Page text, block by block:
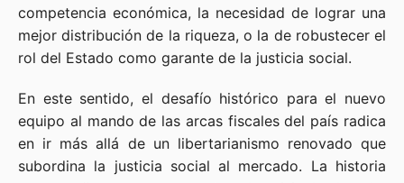
competencia económica, la necesidad de lograr una
mejor distribución de la riqueza, o la de robustecer el
rol del Estado como garante de la justicia social.
En este sentido, el desafío histórico para el nuevo
equipo al mando de las arcas fiscales del país radica
en ir más allá de un libertarianismo renovado que
subordina la justicia social al mercado. La historia